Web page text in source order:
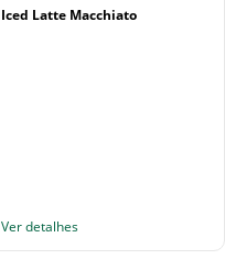
Iced Latte Macchiato
Ver detalhes